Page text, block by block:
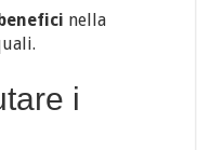
nella
i